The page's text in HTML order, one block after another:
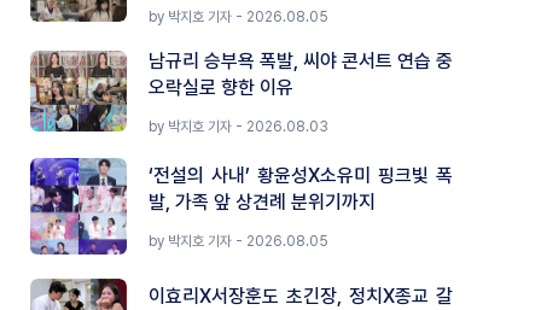
by 박지호 기자 - 2026.08.05
남규리 승부욕 폭발, 씨야 콘서트 연습 중
오락실로 향한 이유
by 박지호 기자 - 2026.08.03
‘전설의 사내’ 황윤성X소유미 핑크빛 폭
발, 가족 앞 상견례 분위기까지
by 박지호 기자 - 2026.08.05
이효리X서장훈도 초긴장, 정치X종교 갈